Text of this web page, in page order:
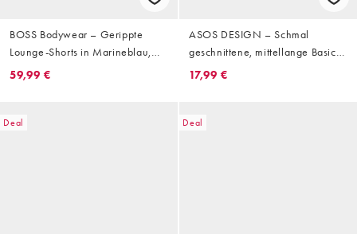
BOSS Bodywear – Gerippte
Lounge-Shorts in Marineblau,
Kombiteil
59,99 €
ASOS DESIGN – Schmal
geschnittene, mittellange Basic-
Shorts aus Jersey in Marineblau
17,99 €
Deal Deal